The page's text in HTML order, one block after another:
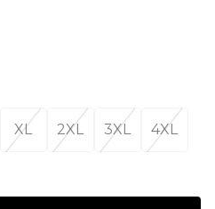
XL 2XL 3XL 4XL